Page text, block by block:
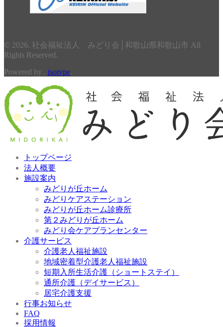
© 2026. 社会福祉法人 みどり会│和歌山県和歌山市 All
Rights Reserved.
Powered by . isotype.
トップページ
法人概要
施設案内
みどりが丘ホーム
みどりケアステーション
みどりが丘ホーム診療所
第２みどりが丘ホーム
みどり会ケアプランセンター
介護サービス
介護老人福祉施設
地域密着型介護老人福祉施設
短期入所生活介護（ショートステイ）
通所介護（デイサービス）
居宅介護支援
行事お知らせ
FAQ
採用情報